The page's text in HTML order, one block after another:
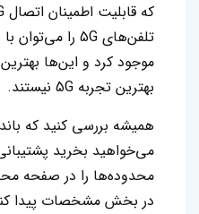
موجود کرد و این‌ها
بهترین تجربه 5G نیستند.
می‌خواهید بخرید
محدوده‌ها را در صفحه